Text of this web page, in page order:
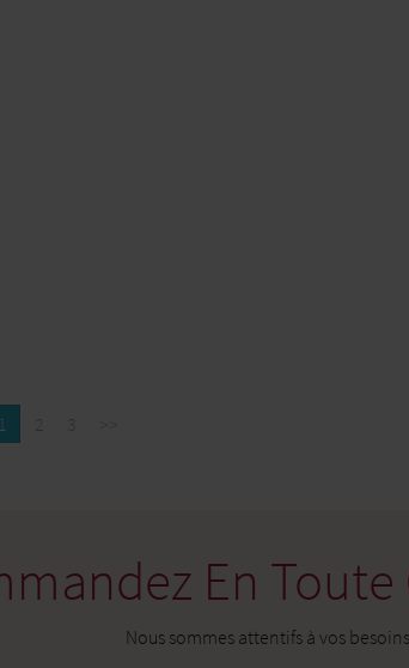
En
Nous sommes attentifs à vos besoins